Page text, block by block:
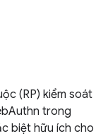
(RP) kiểm soát
trong
biệt hữu ích cho